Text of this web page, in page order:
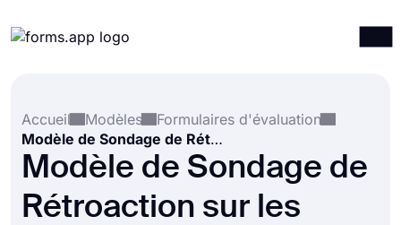
Intégrations
Modèles
Ressources
Accueil
Modèles
Formulaires d'évaluation
Modèle de Sondage de Rétroaction sur les Cours
Modèle de Sondage de
Rétroaction sur les